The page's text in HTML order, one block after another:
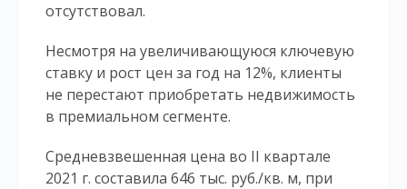
отсутствовал.
Несмотря на увеличивающуюся ключевую
ставку и рост цен за год на 12%, клиенты
не перестают приобретать недвижимость
в премиальном сегменте.
Средневзвешенная цена во II квартале
2021 г. составила 646 тыс. руб./кв. м, при